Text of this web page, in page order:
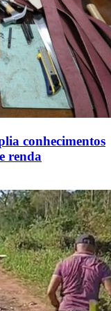
conhecimentos
renda